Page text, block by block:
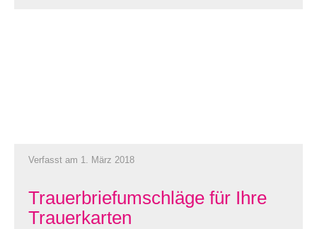
Verfasst am 1. März 2018
Trauerbriefumschläge für Ihre
Trauerkarten